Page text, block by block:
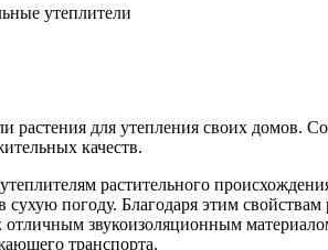
утеплители
растения для утепления своих домов.
качеств.
растительного
сухую погоду. Благодаря этим
отличным звукоизоляционным
транспорта.